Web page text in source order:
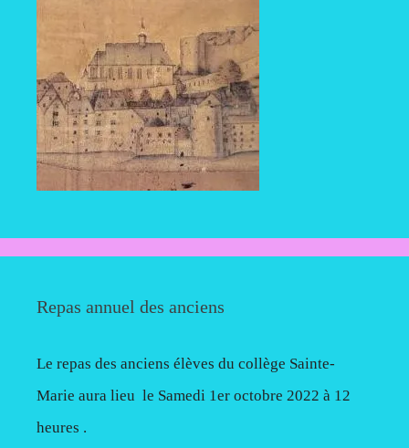
Repas annuel des anciens
Le repas des anciens élèves du collège Sainte-
Marie aura lieu le Samedi 1er octobre 2022 à 12
heures .